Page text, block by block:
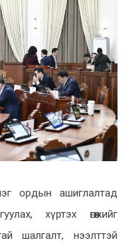
ордын ашиглалтад
хүртэх өгөөжийг
шалгалт, нээлттэй